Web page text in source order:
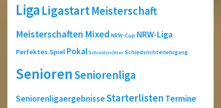
LigaLigastartMeisterschaft
Meisterschaften Mixed NRW-Cup NRW-Liga
Perfektes Spiel Pokal Schiedsrichter Schiedsrichterlehrgang
SeniorenSeniorenliga
SeniorenligaergebnisseStarterlisten Termine